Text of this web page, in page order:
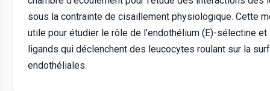
sous la contrainte de cisaillement physiologique. Cette
utile pour étudier le rôle de l'endothélium (E)-sélectine
ligands qui déclenchent des leucocytes roulant sur la
endothéliales.